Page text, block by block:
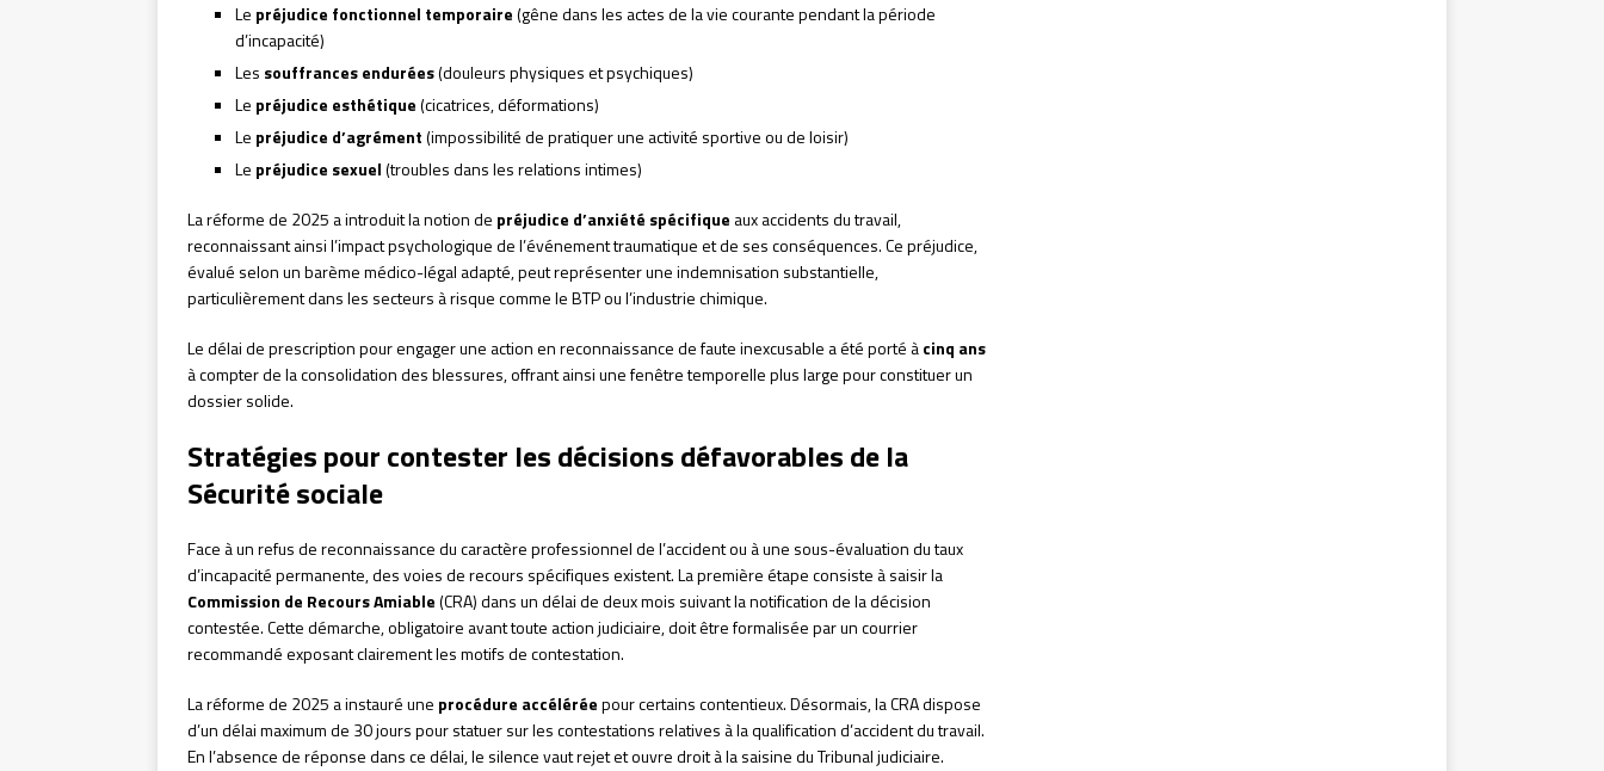
Le préjudice fonctionnel temporaire(gêne dans les actes de la vie courante pendant la période
d’incapacité)
Les souffrances endurées(douleurs physiques et psychiques)
Le préjudice esthétique(cicatrices, déformations)
Le préjudice d’agrément(impossibilité de pratiquer une activité sportive ou de loisir)
Le préjudice sexuel(troubles dans les relations intimes)
La réforme de 2025 a introduit la notion de préjudice d’anxiété spécifique aux accidents du travail,
reconnaissant ainsi l’impact psychologique de l’événement traumatique et de ses conséquences. Ce préjudice,
évalué selon un barème médico-légal adapté, peut représenter une indemnisation substantielle,
particulièrement dans les secteurs à risque comme le BTP ou l’industrie chimique.
Le délai de prescription pour engager une action en reconnaissance de faute inexcusable a été porté àcinq ans
à compter de la consolidation des blessures, offrant ainsi une fenêtre temporelle plus large pour constituer un
dossier solide.
Stratégies pour contester les décisions défavorables de la
Sécurité sociale
Face à un refus de reconnaissance du caractère professionnel de l’accident ou à une sous-évaluation du taux
d’incapacité permanente, des voies de recours spécifiques existent. La première étape consiste à saisir la
Commission de Recours Amiable(CRA) dans un délai de deux mois suivant la notification de la décision
contestée. Cette démarche, obligatoire avant toute action judiciaire, doit être formalisée par un courrier
recommandé exposant clairement les motifs de contestation.
La réforme de 2025 a instauré une procédure accéléréepour certains contentieux. Désormais, la CRA dispose
d’un délai maximum de 30 jours pour statuer sur les contestations relatives à la qualification d’accident du travail.
En l’absence de réponse dans ce délai, le silence vaut rejet et ouvre droit à la saisine du Tribunal judiciaire.